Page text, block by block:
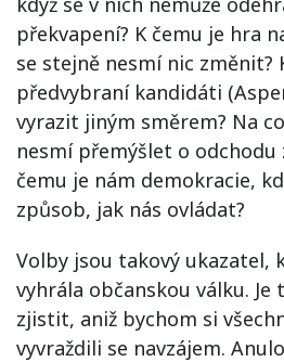
překvapení? K čemu je hra
se stejně nesmí nic změnit?
předvybraní kandidáti
vyrazit jiným směrem? Na
nesmí přemýšlet o odchodu
čemu je nám demokracie,
způsob, jak nás ovládat?
Volby jsou takový ukazatel,
vyhrála občanskou válku.
zjistit, aniž bychom si
vyvraždili se navzájem.